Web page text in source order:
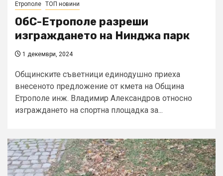
Етрополе ТОП новини
ОбС-Етрополе разреши
изграждането на Нинджа парк
1 декември, 2024
Общинските съветници единодушно приеха
внесеното предложение от кмета на Община
Етрополе инж. Владимир Александров относно
изграждането на спортна площадка за...